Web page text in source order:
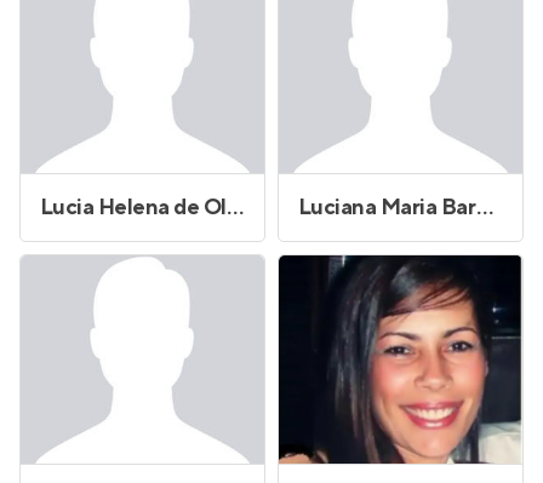
Lucia Helena de Oliveira Luciana Maria Barbosa de Araujo